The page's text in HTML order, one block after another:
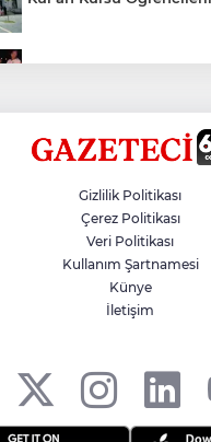
Siverek’te Mahmut
Filistin Konvoyuna
Gizlilik Politikası
Çerez Politikası
Veri Politikası
Kullanım Şartnamesi
Künye
İletişim